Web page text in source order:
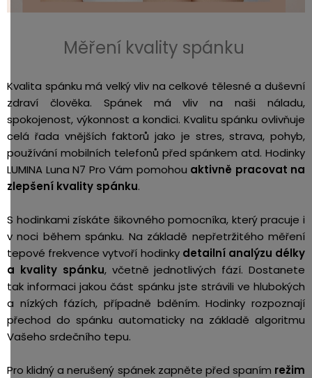
Měření kvality spánku
Kvalita spánku má velký vliv na celkové tělesné a duševní
zdraví člověka. Spánek má vliv na naši náladu,
spokojenost, výkonnost a kondici. Kvalitu spánku ovlivňuje
celá řada vnějších faktorů jako je stres, strava, pohyb,
používání mobilních telefonů před spánkem atd. Hodinky
LUMINA Luna N7 Pro Vám pomohou aktivně pracovat na
zlepšení kvality spánku.
S hodinkami získáte šikovného pomocníka, který pracuje i
v noci během spánku. Na základě nepřetržitého měření
tepové frekvence vytvoří hodinky detailní analýzu délky
a kvality spánku, včetně jednotlivých fází. Dostanete
tak informaci jakou část spánku jste strávili ve hlubokých
a nízkých fázích, případně bděním. Hodinky rozpoznají
přechod do spánku automaticky na základě algoritmu
Vašeho srdečního tepu.
Pro klidný a nerušený spánek zapněte před spaním režim